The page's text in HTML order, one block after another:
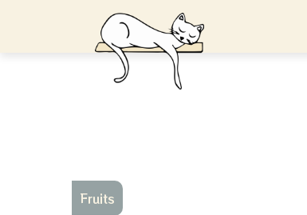
Fruits